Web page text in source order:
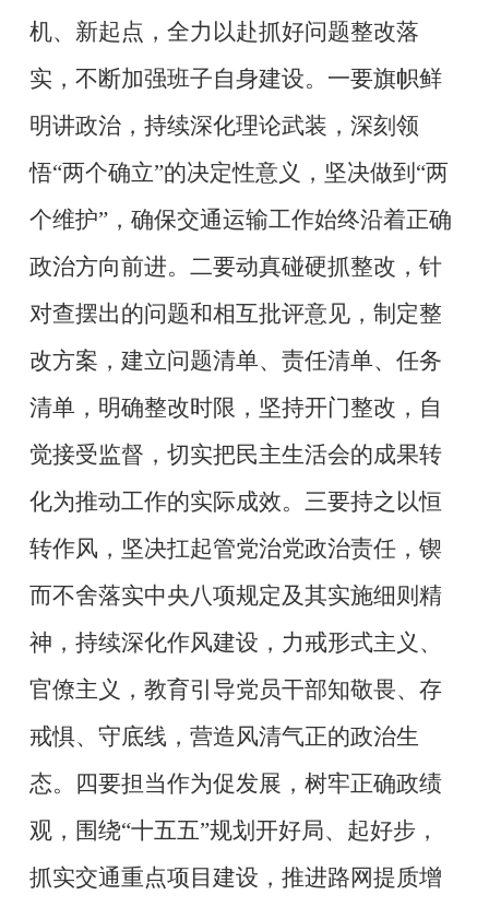
机、新起点，全力以赴抓好问题整改落
实，不断加强班子自身建设。一要旗帜鲜
明讲政治，持续深化理论武装，深刻领
悟“两个确立”的决定性意义，坚决做到“两
个维护”，确保交通运输工作始终沿着正确
政治方向前进。二要动真碰硬抓整改，针
对查摆出的问题和相互批评意见，制定整
改方案，建立问题清单、责任清单、任务
清单，明确整改时限，坚持开门整改，自
觉接受监督，切实把民主生活会的成果转
化为推动工作的实际成效。三要持之以恒
转作风，坚决扛起管党治党政治责任，锲
而不舍落实中央八项规定及其实施细则精
神，持续深化作风建设，力戒形式主义、
官僚主义，教育引导党员干部知敬畏、存
戒惧、守底线，营造风清气正的政治生
态。四要担当作为促发展，树牢正确政绩
观，围绕“十五五”规划开好局、起好步，
抓实交通重点项目建设，推进路网提质增